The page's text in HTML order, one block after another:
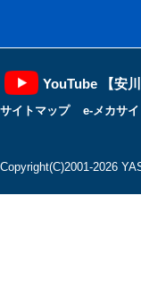
YouTube 【安
サイトマップ e-メカサ
Copyright(C)2001‐2026